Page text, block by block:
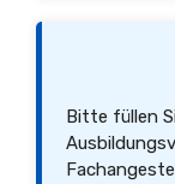
Bitte füllen